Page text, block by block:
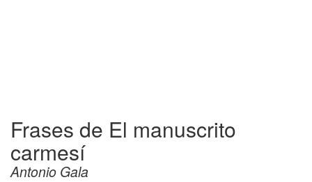
Frases de El manuscrito
carmesí
Antonio Gala